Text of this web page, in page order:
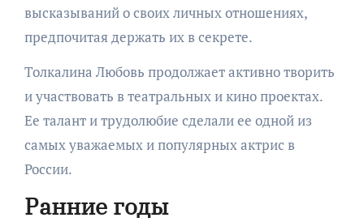
высказываний о своих личных отношениях,
предпочитая держать их в секрете.
Толкалина Любовь продолжает активно творить
и участвовать в театральных и кино проектах.
Ее талант и трудолюбие сделали ее одной из
самых уважаемых и популярных актрис в
России.
Ранние годы